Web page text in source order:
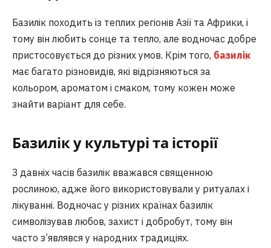
Базилік походить із теплих регіонів Азії та Африки, і
тому він любить сонце та тепло, але водночас добре
пристосовується до різних умов. Крім того, базилік
має багато різновидів, які відрізняються за
кольором, ароматом і смаком, тому кожен може
знайти варіант для себе.
Базилік у культурі та історії
З давніх часів базилік вважався священною
рослиною, адже його використовували у ритуалах і
лікуванні. Водночас у різних країнах базилік
символізував любов, захист і добробут, тому він
часто з’являвся у народних традиціях.